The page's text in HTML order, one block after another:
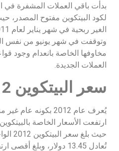
لكود البيتكوين مفتوح
وتوقفت في شهر يونيو من نفس
مخاوفها الخاصة بانعدام وجود
العملات الجديدة.
سعر البيتكوين 2012
يُعرف عام 2012
ارتفعت الأسعار الخاصة